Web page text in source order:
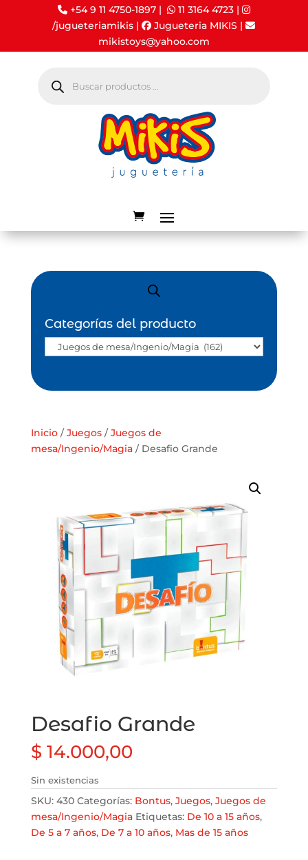
+54 9 11 4750-1897 | 11 3164 4723|
/jugueteriamikis | Jugueteria MIKIS |
mikistoys@yahoo.com
productos
Inicio/Juegos/Juegos de
mesa/Ingenio/Magia/ Desafio Grande
Desafio Grande
$ 14.000,00
Sin existencias
SKU: 430 Categorías: Bontus, Juegos, Juegos de
mesa/Ingenio/Magia Etiquetas: De 10 a 15 años,
De 5 a 7 años, De 7 a 10 años, Mas de 15 años
Categorías del producto